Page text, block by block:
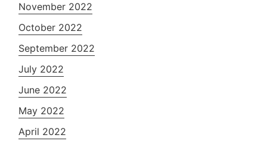
November 2022
October 2022
September 2022
July 2022
June 2022
May 2022
April 2022